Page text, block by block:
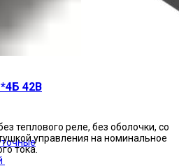
42В
теплового реле, без оболочки, со
управления на номинальное
тока.